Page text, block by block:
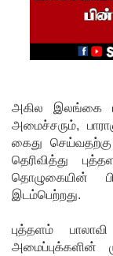
மெகசின்
லையில்
நேற்று
அமைதியி
ன்மை - 11
பேர்
காயம்!
அகில இலங்கை
அமைச்சரும்,
கைது செய்வதற்கு
தெரிவித்து
தொழுகையின்
இடம்பெற்றது.
புத்தளம்
அமைப்புக்களின்